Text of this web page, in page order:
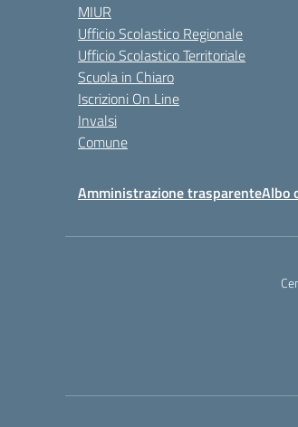
MIUR
Ufficio Scolastico Regionale
Ufficio Scolastico Territoriale
Scuola in Chiaro
Iscrizioni On Line
Invalsi
Comune
Amministrazione trasparenteAlbo